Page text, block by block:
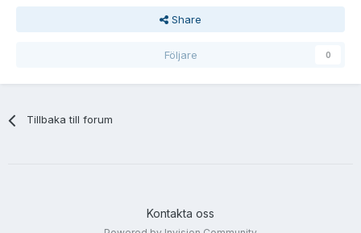
Share
Följare 0
Tillbaka till forum
Kontakta oss